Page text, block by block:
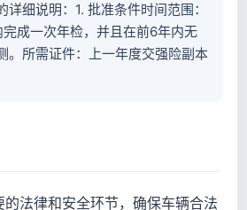
详细说明：1. 批准条件时间范围：
成一次年检，并且在前6年内无
。所需证件：上一年度交强险副本
法律和安全环节，确保车辆合法